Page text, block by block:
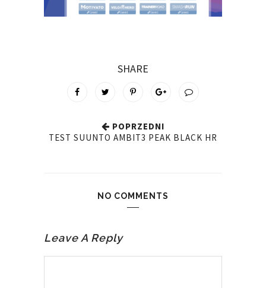
SHARE
POPRZEDNI
TEST SUUNTO AMBIT3 PEAK BLACK HR
NO COMMENTS
Leave A Reply